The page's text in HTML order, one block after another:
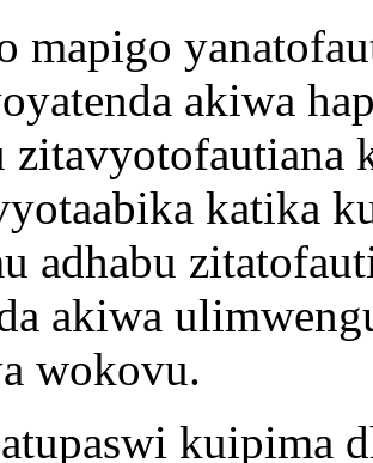
mapigo
akiwa
zitavyotofautiana
katika
adhabu
akiwa
wokovu.
kuipima